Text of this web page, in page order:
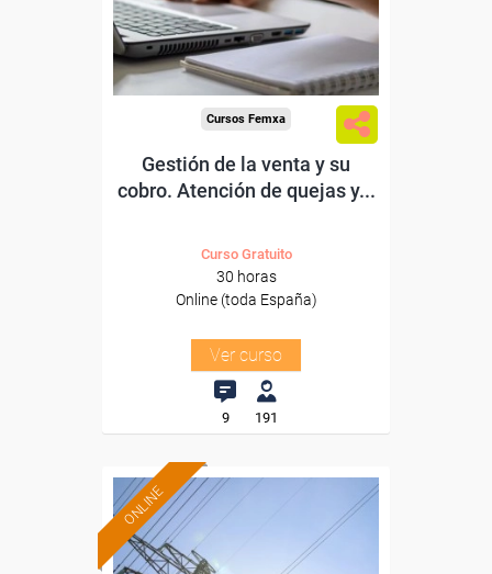
Sector
-Energía y Agua.
Cursos Femxa
Gestión de la venta y su
cobro. Atención de quejas y...
Curso Gratuito
30 horas
Online (toda España)
Ver curso
9 191
ONLINE
subvencionada.